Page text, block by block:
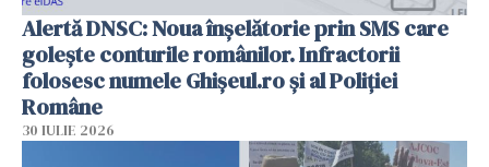
Alertă DNSC: Noua înșelătorie prin SMS care
golește conturile românilor. Infractorii
folosesc numele Ghișeul.ro și al Poliției
Române
30 IULIE 2026